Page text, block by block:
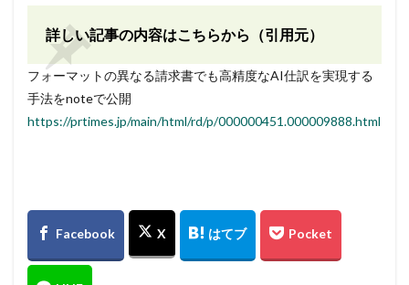
詳しい記事の内容はこちらから（引用元）
フォーマットの異なる請求書でも高精度なAI仕訳を実現する
手法をnoteで公開
https://prtimes.jp/main/html/rd/p/000000451.000009888.html